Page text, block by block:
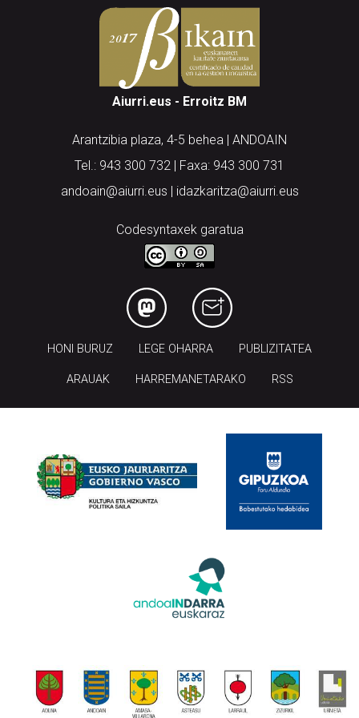
Aiurri.eus - Erroitz BM
Arantzibia plaza, 4-5 behea | ANDOAIN
Tel.: 943 300 732 | Faxa: 943 300 731
andoain@aiurri.eus | idazkaritza@aiurri.eus
Codesyntaxek garatua
HONI BURUZ LEGE OHARRA PUBLIZITATEA
ARAUAK HARREMANETARAKO RSS